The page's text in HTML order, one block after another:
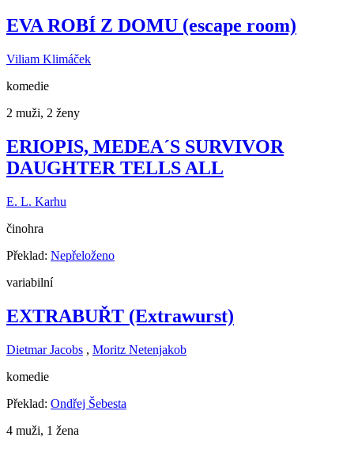
EVA ROBÍ Z DOMU (escape room)
Viliam Klimáček
komedie
2 muži, 2 ženy
ERIOPIS, MEDEA´S SURVIVOR
DAUGHTER TELLS ALL
E. L. Karhu
činohra
Překlad: Nepřeloženo
variabilní
EXTRABUŘT (Extrawurst)
Dietmar Jacobs , Moritz Netenjakob
komedie
Překlad: Ondřej Šebesta
4 muži, 1 žena